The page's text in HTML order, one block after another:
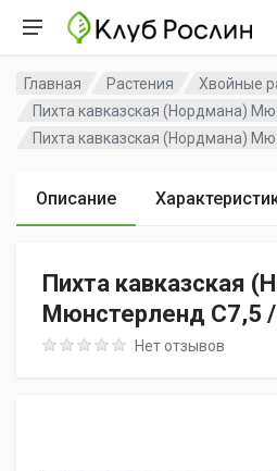
Главная Растения Хвойные
Пихта кавказская (Нордмана) Мю...
Пихта кавказская (Нордмана) Мю...
Описание
Пихта кавказская
Мюнстерленд C7,5
Rating: 0 out of 5Нет отзывов